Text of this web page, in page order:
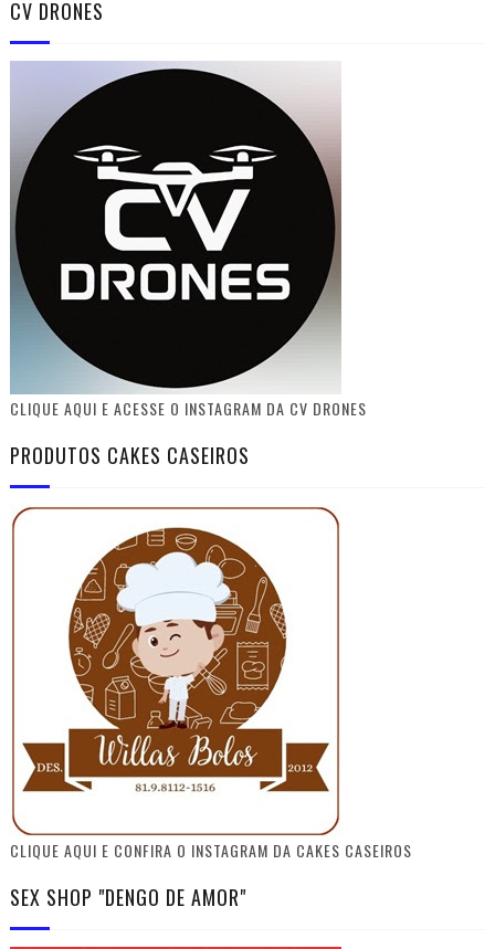
CV DRONES
CLIQUE AQUI E ACESSE O INSTAGRAM DA CV DRONES
PRODUTOS CAKES CASEIROS
CLIQUE AQUI E CONFIRA O INSTAGRAM DA CAKES CASEIROS
SEX SHOP "DENGO DE AMOR"